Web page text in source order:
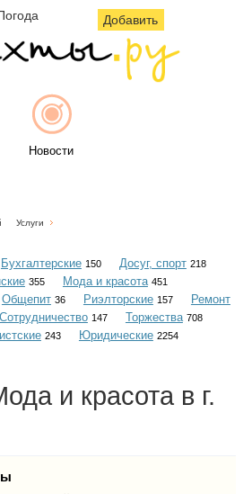
Добавить
Новости
Объявления
Каталог
Услуги
Бухгалтерские 150 Досуг, спорт 218
355 Мода и красота 451
Общепит 36 Риэлторские 157
Ремонт
Сотрудничество 147 Торжества 708
243 Юридические 2254
и красота в г.